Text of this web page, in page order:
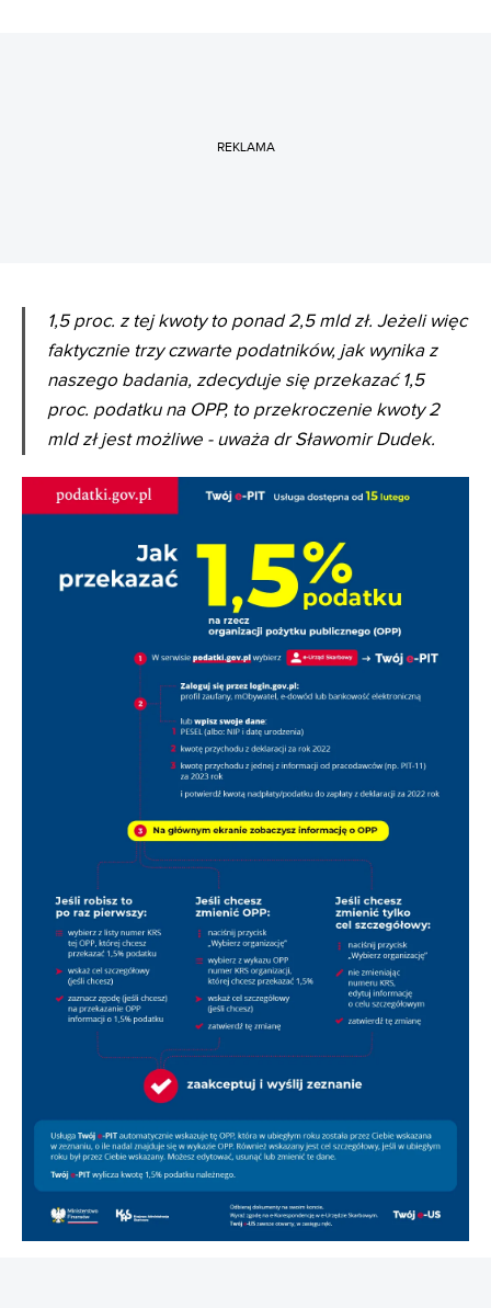
REKLAMA
1,5 proc. z tej kwoty to ponad 2,5 mld zł. Jeżeli więc
faktycznie trzy czwarte podatników, jak wynika z
naszego badania, zdecyduje się przekazać 1,5
proc. podatku na OPP, to przekroczenie kwoty 2
mld zł jest możliwe - uważa dr Sławomir Dudek.